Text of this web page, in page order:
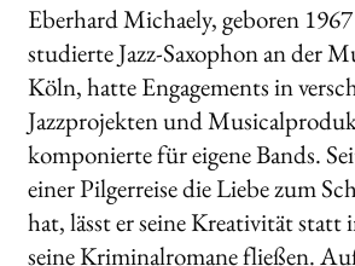
Eberhard Michaely, geboren
studierte Jazz-Saxophon an der
Köln, hatte Engagements in
Jazzprojekten und
komponierte für eigene Bands.
einer Pilgerreise die Liebe zum
hat, lässt er seine Kreativität
seine Kriminalromane fließen.